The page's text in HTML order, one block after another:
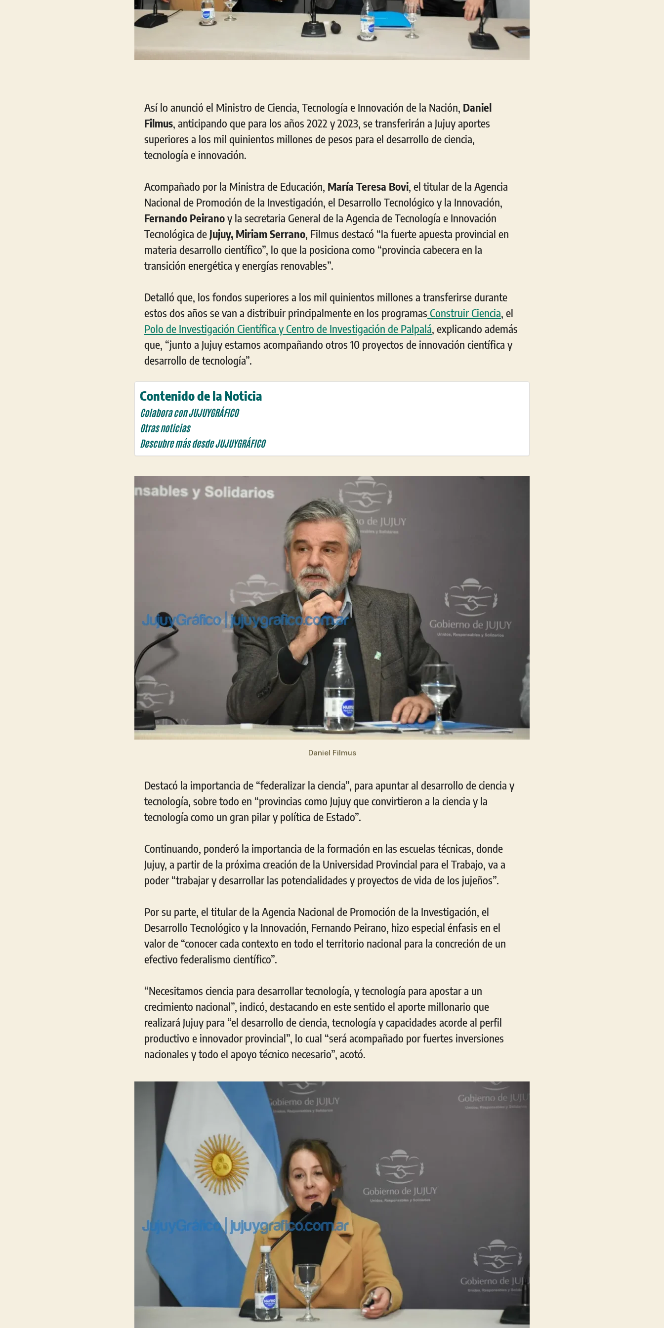
Así lo anunció el Ministro de Ciencia, Tecnología e Innovación de la Nación, Daniel
Filmus , anticipando que para los años 2022 y 2023, se transferirán a Jujuy aportes
superiores a los mil quinientos millones de pesos para el desarrollo de ciencia,
tecnología e innovación.
Acompañado por la Ministra de Educación, María Teresa Bovi , el titular de la Agencia
Nacional de Promoción de la Investigación, el Desarrollo Tecnológico y la Innovación,
Fernando Peiranoy la secretaria General de la Agencia de Tecnología e Innovación
Tecnológica de Jujuy, Miriam Serrano , Filmus destacó “la fuerte apuesta provincial en
materia desarrollo científico”, lo que la posiciona como “provincia cabecera en la
transición energética y energías renovables”.
Detalló que, los fondos superiores a los mil quinientos millones a transferirse durante
estos dos años se van a distribuir principalmente en los programas Construir Ciencia , el
Polo de Investigación Científica y Centro de Investigación de Palpalá , explicando además
que, “junto a Jujuy estamos acompañando otros 10 proyectos de innovación científica y
desarrollo de tecnología”.
Contenido de la Noticia
Colabora con JUJUYGRÁFICO
Otras noticias
Descubre más desde JUJUYGRÁFICO
Daniel Filmus
Destacó la importancia de “federalizar la ciencia”, para apuntar al desarrollo de ciencia y
tecnología, sobre todo en “provincias como Jujuy que convirtieron a la ciencia y la
tecnología como un gran pilar y política de Estado”.
Continuando, ponderó la importancia de la formación en las escuelas técnicas, donde
Jujuy, a partir de la próxima creación de la Universidad Provincial para el Trabajo, va a
poder “trabajar y desarrollar las potencialidades y proyectos de vida de los jujeños”.
Por su parte, el titular de la Agencia Nacional de Promoción de la Investigación, el
Desarrollo Tecnológico y la Innovación, Fernando Peirano, hizo especial énfasis en el
valor de “conocer cada contexto en todo el territorio nacional para la concreción de un
efectivo federalismo científico”.
“Necesitamos ciencia para desarrollar tecnología, y tecnología para apostar a un
crecimiento nacional”, indicó, destacando en este sentido el aporte millonario que
realizará Jujuy para “el desarrollo de ciencia, tecnología y capacidades acorde al perfil
productivo e innovador provincial”, lo cual “será acompañado por fuertes inversiones
nacionales y todo el apoyo técnico necesario”, acotó.